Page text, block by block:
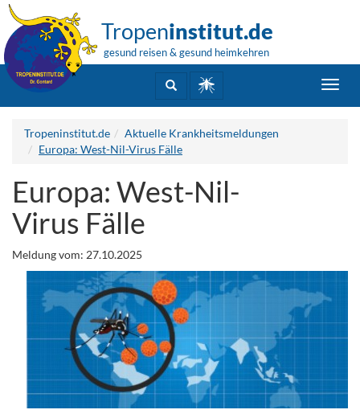
Tropeninstitut.de
gesund reisen & gesund heimkehren
Tropeninstitut.de
Aktuelle Krankheitsmeldungen
Europa: West-Nil-Virus Fälle
Europa: West-Nil-
Virus Fälle
Meldung vom: 27.10.2025